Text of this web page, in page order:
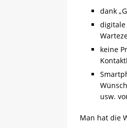
dank
digitale
keine
usw.
Man hat die